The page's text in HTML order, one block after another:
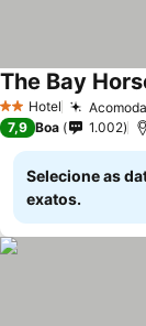
2 Estrelas
Hotel
The Bay
7,9 Boa 1.002
Selecione as
exatos.